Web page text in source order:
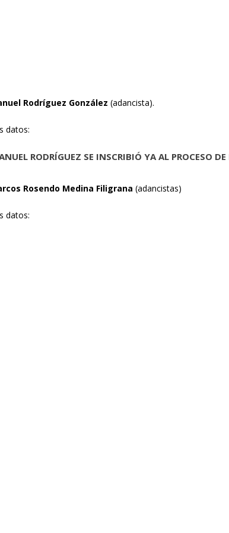
Rodríguez González (adancista).
datos:
RODRÍGUEZ SE INSCRIBIÓ YA AL PROCESO
Rosendo Medina Filigrana (adancistas)
datos: